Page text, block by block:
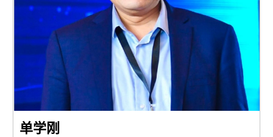
单学刚